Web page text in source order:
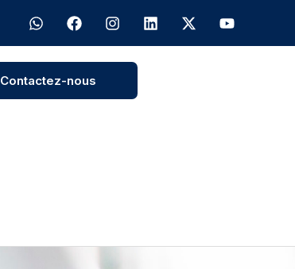
Contactez-nous